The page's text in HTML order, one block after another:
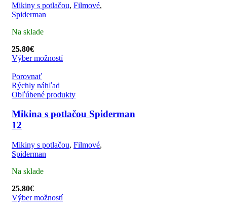
Mikiny s potlačou, Filmové,
Spiderman
Na sklade
25.80€
Výber možností
Porovnať
Rýchly náhľad
Obľúbené produkty
Mikina s potlačou Spiderman
12
Mikiny s potlačou, Filmové,
Spiderman
Na sklade
25.80€
Výber možností